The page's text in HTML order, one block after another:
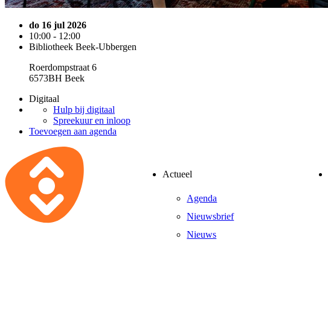
do 16 jul 2026
10:00 - 12:00
Bibliotheek Beek-Ubbergen
Roerdompstraat 6
6573BH Beek
Digitaal
Hulp bij digitaal
Spreekuur en inloop
Toevoegen aan agenda
Actueel
Agenda
Nieuwsbrief
Nieuws